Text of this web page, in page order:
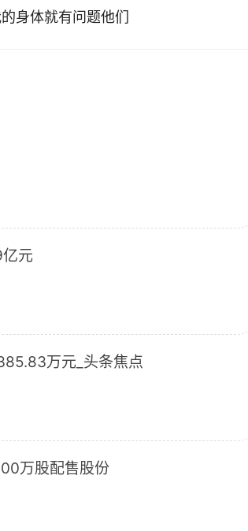
身体就有问题他们
元
万元_头条焦点
万股配售股份